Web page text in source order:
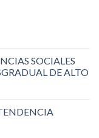
SOCIALES
DE ALTO